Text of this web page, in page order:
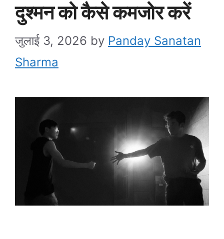
दुश्मन को कैसे कमजोर करें
जुलाई 3, 2026 by Panday Sanatan
Sharma